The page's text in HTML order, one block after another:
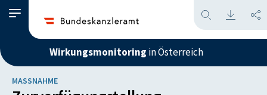
Wirkungsmonitoring in Österreich
MASSNAHME